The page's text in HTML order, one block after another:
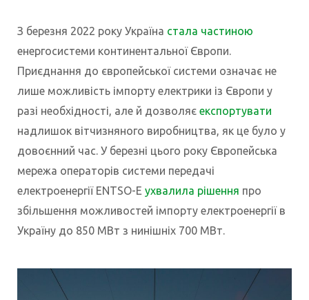
З березня 2022 року Україна стала частиною
енергосистеми континентальної Європи.
Приєднання до європейської системи означає не
лише можливість імпорту електрики із Європи у
разі необхідності, але й дозволяє експортувати
надлишок вітчизняного виробництва, як це було у
довоєнний час. У березні цього року Європейська
мережа операторів системи передачі
електроенергії ENTSO-E ухвалила рішення про
збільшення можливостей імпорту електроенергії в
Україну до 850 МВт з нинішніх 700 МВт.